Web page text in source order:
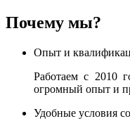
Почему мы?
Опыт и
Работаем с 2010
огромный опыт и
Удобные условия